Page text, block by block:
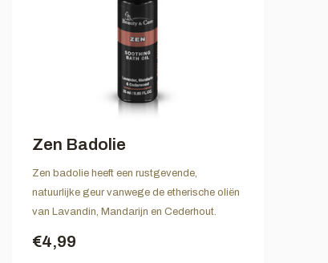
Zen Badolie
Zen badolie heeft een rustgevende,
natuurlijke geur vanwege de etherische oliën
van Lavandin, Mandarijn en Cederhout.
€4,99